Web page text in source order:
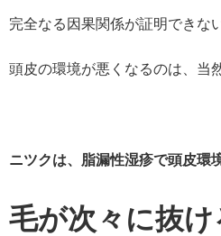
完全なる因果関係が証明できな
頭皮の環境が悪くなるのは、当
ニツクは、脂漏性湿疹で頭皮環
毛が次々に抜